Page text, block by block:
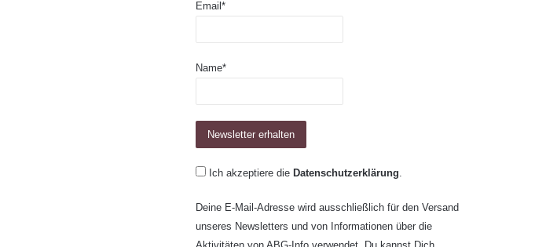
Email*
Name*
Ich akzeptiere die Datenschutzerklärung.
Deine E-Mail-Adresse wird ausschließlich für den Versand
unseres Newsletters und von Informationen über die